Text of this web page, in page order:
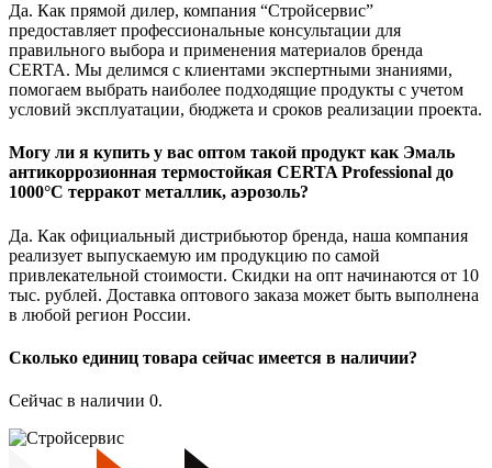
Да. Как прямой дилер, компания “Стройсервис”
предоставляет профессиональные консультации для
правильного выбора и применения материалов бренда
CERTA. Мы делимся с клиентами экспертными знаниями,
помогаем выбрать наиболее подходящие продукты с учетом
условий эксплуатации, бюджета и сроков реализации проекта.
Могу ли я купить у вас оптом такой продукт как Эмаль
антикоррозионная термостойкая CERTA Professional до
1000°С терракот металлик, аэрозоль?
Да. Как официальный дистрибьютор бренда, наша компания
реализует выпускаемую им продукцию по самой
привлекательной стоимости. Скидки на опт начинаются от 10
тыс. рублей. Доставка оптового заказа может быть выполнена
в любой регион России.
Сколько единиц товара сейчас имеется в наличии?
Сейчас в наличии 0.